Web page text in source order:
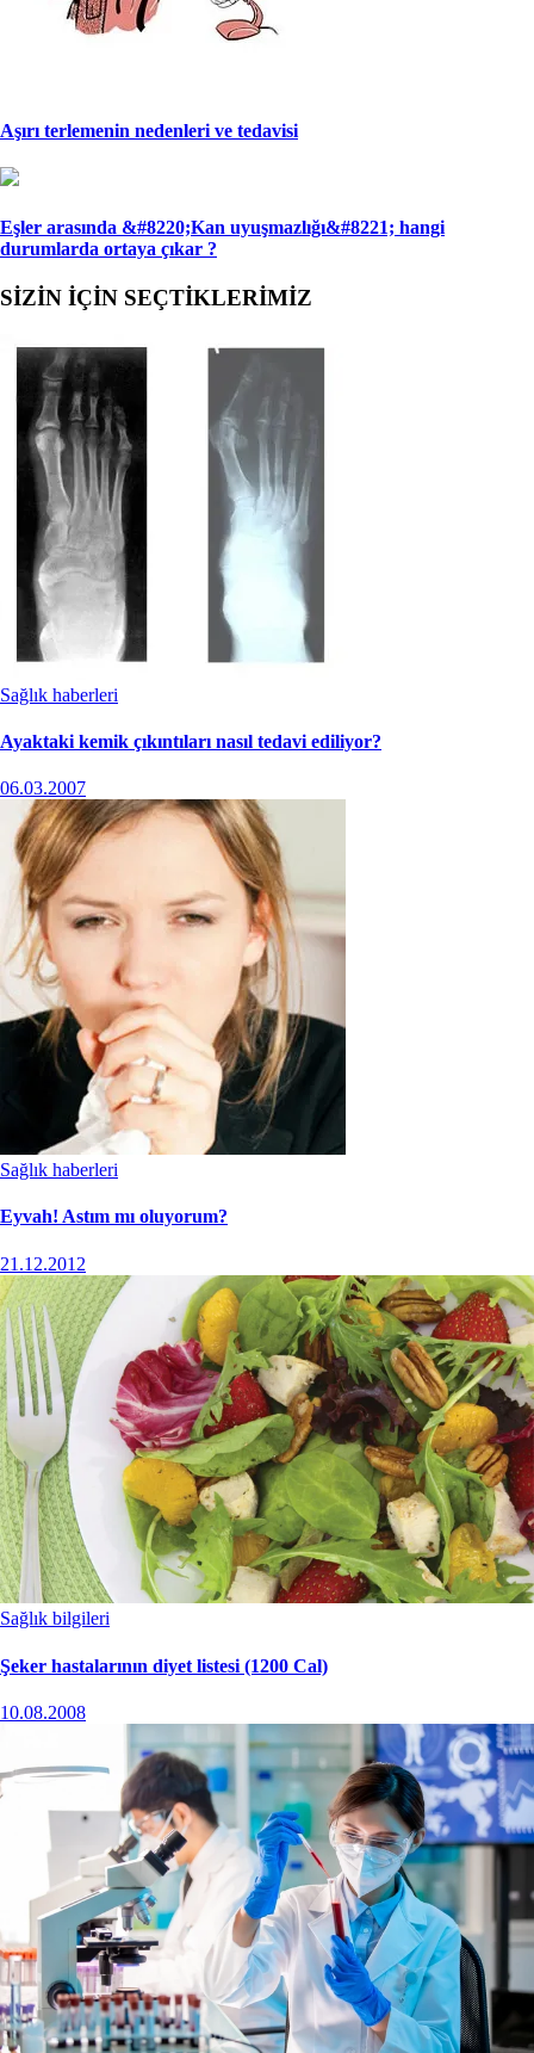
Aşırı terlemenin nedenleri ve tedavisi
Eşler arasında &#8220;Kan uyuşmazlığı&#8221; han­gi
durumlarda ortaya çıkar ?
SİZİN İÇİN SEÇTİKLERİMİZ
Sağlık haberleri
Ayaktaki kemik çıkıntıları nasıl tedavi ediliyor?
06.03.2007
Sağlık haberleri
Eyvah! Astım mı oluyorum?
21.12.2012
Sağlık bilgileri
Şeker hastalarının diyet listesi (1200 Cal)
10.08.2008